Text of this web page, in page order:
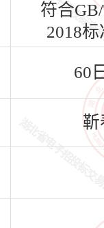
符合
2018
60
靳